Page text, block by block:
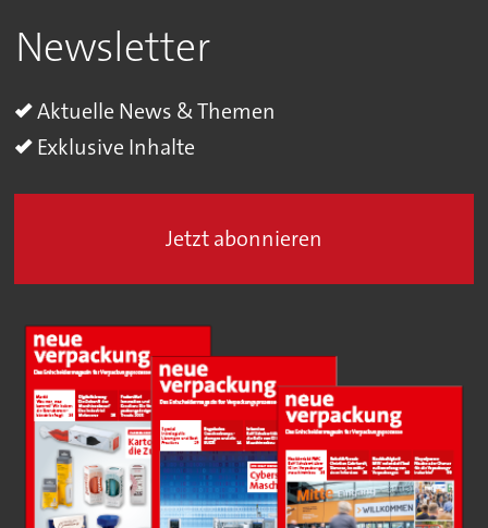
Newsletter
Aktuelle News & Themen
Exklusive Inhalte
Jetzt abonnieren